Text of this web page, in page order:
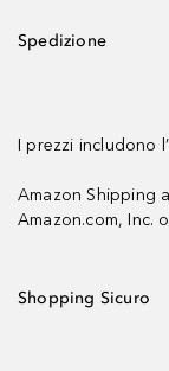
Spedizione
I prezzi includono
Amazon Shipping
Amazon.com, Inc.
Shopping Sicuro